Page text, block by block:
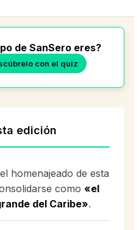
de SanSero eres?
con el quiz
edición
homenajeado de esta
como «el
del Caribe».